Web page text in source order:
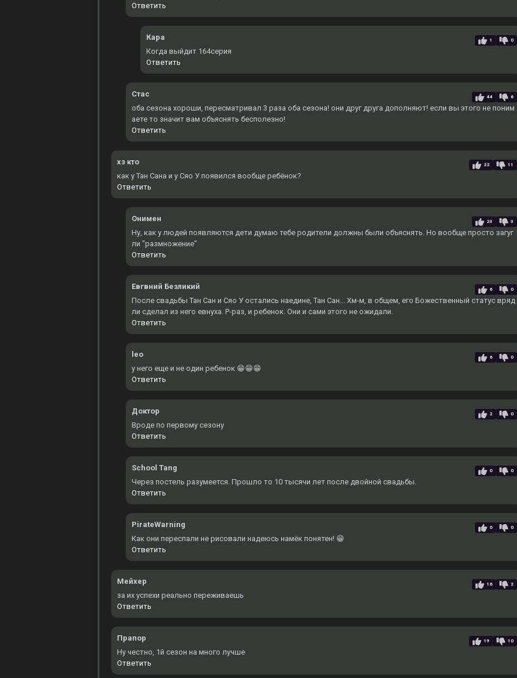
Ответить
Кара 1 0
Когда выйдит 164серия
Ответить
Стас 44 6
оба сезона хороши, пересматривал 3 раза оба сезона! они друг друга дополняют! если вы этого не поним
аете то значит вам объяснять бесполезно!
Ответить
хз кто 22 11
как у Тан Сана и у Сяо У появился вообще ребёнок?
Ответить
Онимен 23 3
Ну, как у людей появляются дети думаю тебе родители должны были объяснять. Но вообще просто загуг
ли "размножение"
Ответить
Евгвний Безликий 6 0
После свадьбы Тан Сан и Сяо У остались наедине, Тан Сан... Хм-м, в общем, его Божественный статус вряд
ли сделал из него евнуха. Р-раз, и ребенок. Они и сами этого не ожидали.
Ответить
leo 6 0
у него еще и не один ребенок 😁😁😁
Ответить
Доктор 2 0
Вроде по первому сезону
Ответить
School Tang 0 0
Через постель разумеется. Прошло то 10 тысячи лет после двойной свадьбы.
Ответить
PirateWarning 0 0
Как они переспали не рисовали надеюсь намёк понятен! 😁
Ответить
Мейхер 16 2
за их успехи реально переживаешь
Ответить
Прапор 19 10
Ну честно, 1й сезон на много лучше
Ответить